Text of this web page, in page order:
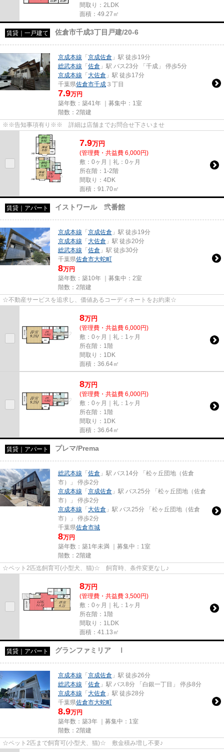
間取り：2LDK
面積：49.27㎡
賃貸｜一戸建て 佐倉市千成3丁目戸建/20-6
京成本線 「京成佐倉 」駅 徒歩19分
総武本線 「佐倉 」駅 バス23分 「千成」 停歩5分
京成本線 「大佐倉 」駅 徒歩17分
千葉県佐倉市千成 ３丁目
7.9万円
築年数：築41年 ｜募集中： 1室
階数：2階建
※※告知事項有り※※ 詳細は店舗までお問合せ下さいませ
7.9万円
(管理費・共益費 6,000円)
敷：0ヶ月｜礼：0ヶ月
所在階：1-2階
間取り：4DK
面積：91.70㎡
賃貸｜アパート イストワール 弐番館
京成本線 「京成佐倉 」駅 徒歩19分
京成本線 「大佐倉 」駅 徒歩20分
総武本線 「佐倉 」駅 徒歩30分
千葉県佐倉市大蛇町
8万円
築年数：築10年 ｜募集中： 2室
階数：2階建
☆不動産サービスを追求し、価値あるコーディネートをお約束☆
8万円
(管理費・共益費 6,000円)
敷：0ヶ月｜礼：1ヶ月
所在階：1階
間取り：1DK
面積：36.64㎡
8万円
(管理費・共益費 6,000円)
敷：0ヶ月｜礼：1ヶ月
所在階：1階
間取り：1DK
面積：36.64㎡
賃貸｜アパート プレマ/Prema
総武本線 「佐倉 」駅 バス14分 「松ヶ丘団地（佐倉
市）」 停歩2分
京成本線 「京成佐倉 」駅 バス25分 「松ヶ丘団地（佐倉
市）」 停歩2分
京成本線 「大佐倉 」駅 バス25分 「松ヶ丘団地（佐倉
市）」 停歩2分
千葉県佐倉市城
8万円
築年数：築1年未満 ｜募集中： 1室
階数：2階建
☆ペット2匹迄飼育可(小型犬、猫)☆ 飼育時、条件変更なし♪
8万円
(管理費・共益費 3,500円)
敷：0ヶ月｜礼：1ヶ月
所在階：1階
間取り：1LDK
面積：41.13㎡
賃貸｜アパート グランファミリア Ⅰ
京成本線 「京成佐倉 」駅 徒歩26分
総武本線 「佐倉 」駅 バス8分 「白銀一丁目」 停歩8分
京成本線 「大佐倉 」駅 徒歩28分
千葉県佐倉市大蛇町
8.9万円
築年数：築3年 ｜募集中： 1室
階数：2階建
☆ペット2匹まで飼育可(小型犬、猫)☆ 敷金積み増し不要♪